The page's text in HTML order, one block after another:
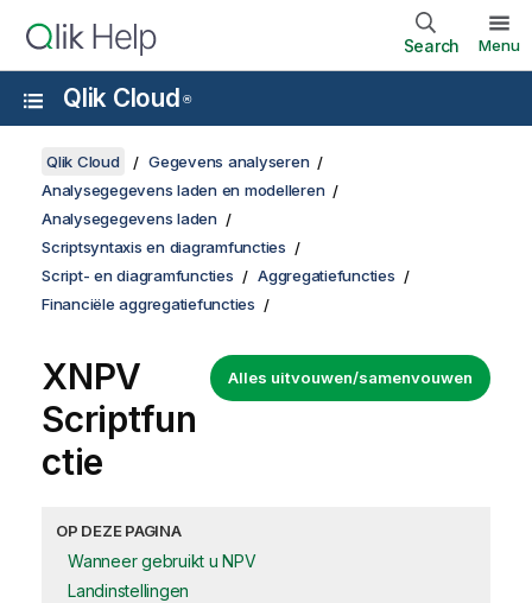
Search Menu
Qlik Cloud ®
Qlik Cloud
Gegevens analyseren
Analysegegevens laden en modelleren
Analysegegevens laden
Scriptsyntaxis en diagramfuncties
Script- en diagramfuncties
Aggregatiefuncties
Financiële aggregatiefuncties
Alles uitvouwen/samenvouwen
XNPV
Scriptfun
ctie
OP DEZE PAGINA
Wanneer gebruikt u NPV
Landinstellingen